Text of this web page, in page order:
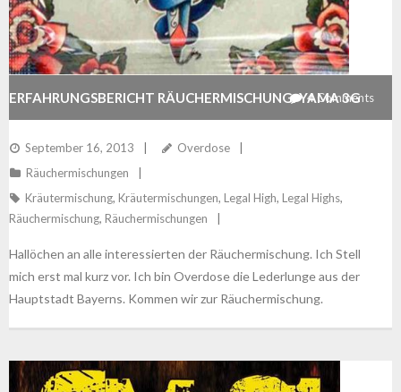
ERFAHRUNGSBERICHT RÄUCHERMISCHUNG: YAMA 3G
September 16, 2013
Overdose
Räuchermischungen
Kräutermischung, Kräutermischungen, Legal High, Legal Highs,
Räuchermischung, Räuchermischungen
4 Comments
Hallöchen an alle interessierten der Räuchermischung. Ich Stell
mich erst mal kurz vor. Ich bin Overdose die Lederlunge aus der
Hauptstadt Bayerns. Kommen wir zur Räuchermischung.